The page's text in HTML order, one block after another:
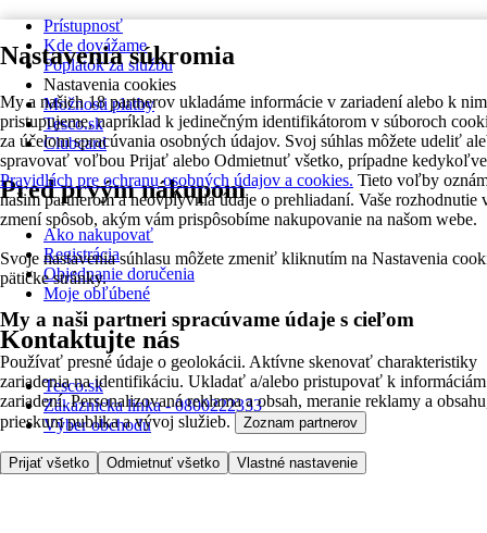
Nastavenia súkromia
My a našich 18 partnerov ukladáme informácie v zariadení alebo k nim
pristupujeme, napríklad k jedinečným identifikátorom v súboroch
za účelom spracúvania osobných údajov. Svoj súhlas môžete udeliť
spravovať voľbou Prijať alebo Odmietnuť všetko, prípadne
Pravidlách pre ochranu osobných údajov a cookies. Tieto voľby
našim partnerom a neovplyvnia údaje o prehliadaní. Vaše rozhodnutie
zmení spôsob, akým vám prispôsobíme nakupovanie na našom webe.
Svoje nastavenia súhlasu môžete zmeniť kliknutím na Nastavenia
pätičke stránky.
My a naši partneri spracúvame údaje s cieľom
Používať presné údaje o geolokácii. Aktívne skenovať charakteristiky
zariadenia na identifikáciu. Ukladať a/alebo pristupovať k
zariadení. Personalizovaná reklama a obsah, meranie reklamy a
prieskum publika a vývoj služieb.
Zoznam partnerov
Prijať všetko Odmietnuť všetko Vlastné nastavenie
Prístupnosť
Kde dovážame
Poplatok za službu
Nastavenia cookies
Možnosti platby
Tesco.sk
Clubcard
Pred prvým nákupom
Ako nakupovať
Registrácia
Objednanie doručenia
Moje obľúbené
Kontaktujte nás
Tesco.sk
Zákaznícka linka - 0800222333
Výber obchodu
Potrebujete pomoc?